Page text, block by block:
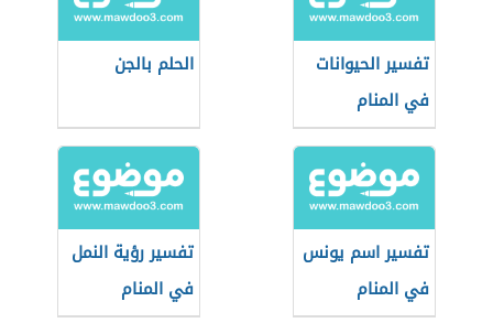
تفسير الحيوانات
في المنام
الحلم بالجن
تفسير اسم يونس
في المنام
تفسير رؤية النمل
في المنام